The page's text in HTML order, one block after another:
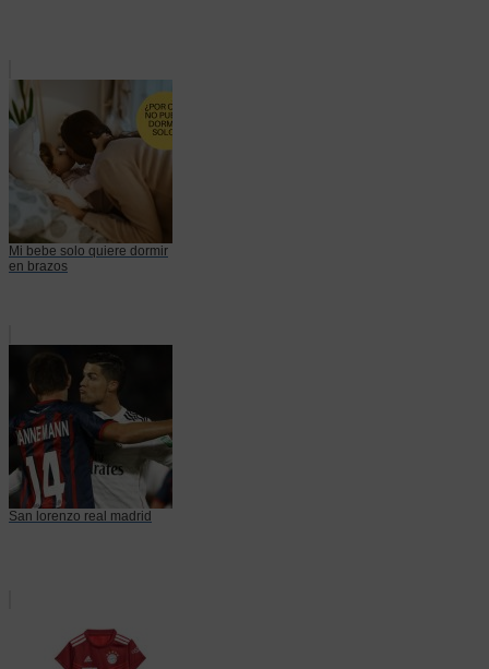
Mi bebe solo quiere dormir
en brazos
San lorenzo real madrid